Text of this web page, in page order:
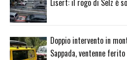
Doppio intervento in
Sappada, ventenne